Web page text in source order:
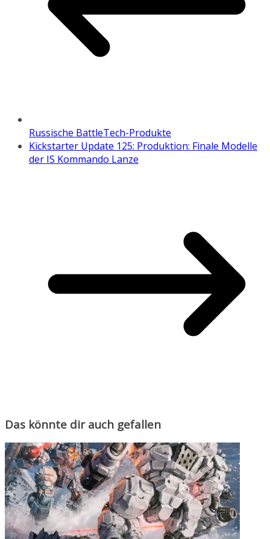
Russische BattleTech-Produkte
Kickstarter Update 125: Produktion: Finale Modelle
der IS Kommando Lanze
Das könnte dir auch gefallen